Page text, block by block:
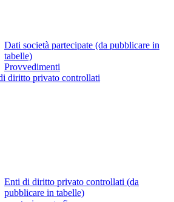
Dati società partecipate (da pubblicare in
tabelle)
Provvedimenti
diritto privato controllati
Enti di diritto privato controllati (da
pubblicare in tabelle)